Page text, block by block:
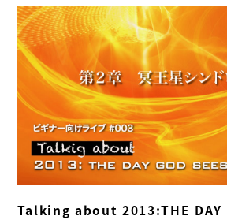
Talking about 2013:THE DAY